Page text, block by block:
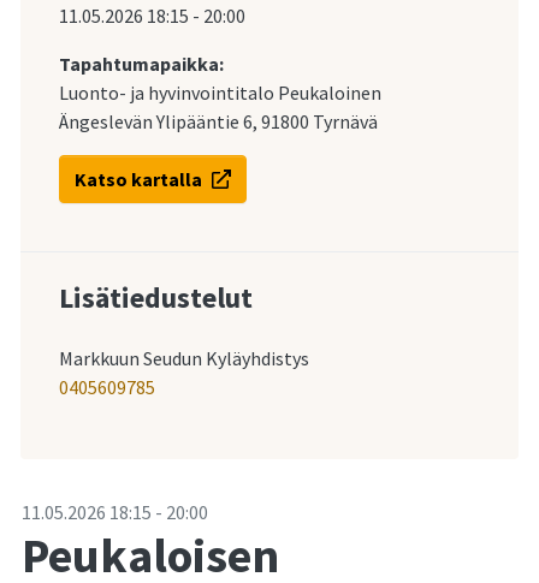
11.05.2026 18:15 - 20:00
Tapahtumapaikka:
Luonto- ja hyvinvointitalo Peukaloinen
Ängeslevän Ylipääntie 6, 91800 Tyrnävä
Katso kartalla
Lisätiedustelut
Markkuun Seudun Kyläyhdistys
0405609785
-11.05.2026 18:15 - 20:00
Peukaloisen